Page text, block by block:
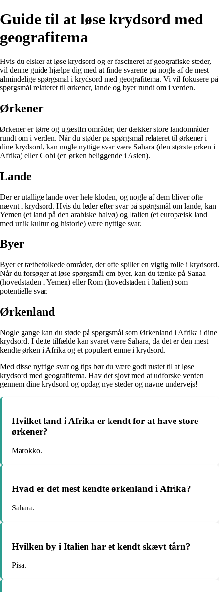
Guide til at løse krydsord med
geografitema
Hvis du elsker at løse krydsord og er fascineret af geografiske steder,
vil denne guide hjælpe dig med at finde svarene på nogle af de mest
almindelige spørgsmål i krydsord med geografitema. Vi vil fokusere på
spørgsmål relateret til ørkener, lande og byer rundt om i verden.
Ørkener
Ørkener er tørre og ugæstfri områder, der dækker store landområder
rundt om i verden. Når du støder på spørgsmål relateret til ørkener i
dine krydsord, kan nogle nyttige svar være Sahara (den største ørken i
Afrika) eller Gobi (en ørken beliggende i Asien).
Lande
Der er utallige lande over hele kloden, og nogle af dem bliver ofte
nævnt i krydsord. Hvis du leder efter svar på spørgsmål om lande, kan
Yemen (et land på den arabiske halvø) og Italien (et europæisk land
med unik kultur og historie) være nyttige svar.
Byer
Byer er tætbefolkede områder, der ofte spiller en vigtig rolle i krydsord.
Når du forsøger at løse spørgsmål om byer, kan du tænke på Sanaa
(hovedstaden i Yemen) eller Rom (hovedstaden i Italien) som
potentielle svar.
Ørkenland
Nogle gange kan du støde på spørgsmål som Ørkenland i Afrika i dine
krydsord. I dette tilfælde kan svaret være Sahara, da det er den mest
kendte ørken i Afrika og et populært emne i krydsord.
Med disse nyttige svar og tips bør du være godt rustet til at løse
krydsord med geografitema. Hav det sjovt med at udforske verden
gennem dine krydsord og opdag nye steder og navne undervejs!
Hvilket land i Afrika er kendt for at have store
ørkener?
Marokko.
Hvad er det mest kendte ørkenland i Afrika?
Sahara.
Hvilken by i Italien har et kendt skævt tårn?
Pisa.